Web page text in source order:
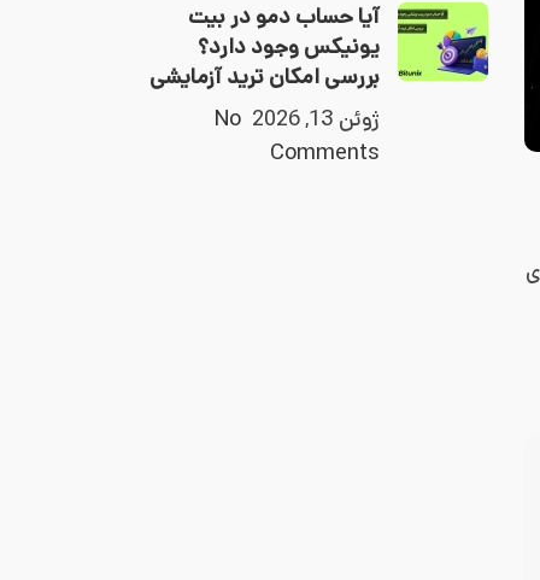
آیا حساب دمو در بیت
یونیکس وجود دارد؟
بررسی امکان ترید آزمایشی
ژوئن 13, 2026
No
Comments